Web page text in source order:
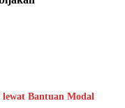
Bantuan Modal